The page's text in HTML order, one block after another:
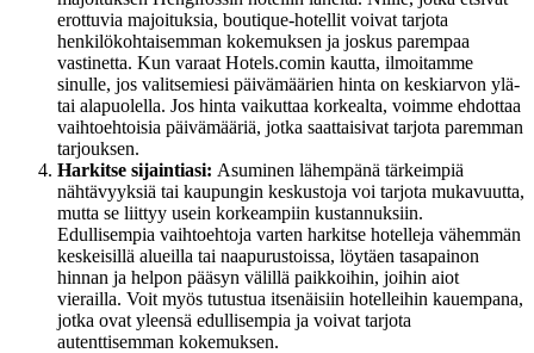
erottuvia majoituksia, boutique-hotellit voivat tarjota
henkilökohtaisemman kokemuksen ja joskus parempaa
vastinetta. Kun varaat Hotels.comin kautta, ilmoitamme
sinulle, jos valitsemiesi päivämäärien hinta on keskiarvon ylä-
tai alapuolella. Jos hinta vaikuttaa korkealta, voimme ehdottaa
vaihtoehtoisia päivämääriä, jotka saattaisivat tarjota paremman
tarjouksen.
Harkitse sijaintiasi: Asuminen lähempänä tärkeimpiä
nähtävyyksiä tai kaupungin keskustoja voi tarjota mukavuutta,
mutta se liittyy usein korkeampiin kustannuksiin.
Edullisempia vaihtoehtoja varten harkitse hotelleja vähemmän
keskeisillä alueilla tai naapurustoissa, löytäen tasapainon
hinnan ja helpon pääsyn välillä paikkoihin, joihin aiot
vierailla. Voit myös tutustua itsenäisiin hotelleihin kauempana,
jotka ovat yleensä edullisempia ja voivat tarjota
autenttisemman kokemuksen.